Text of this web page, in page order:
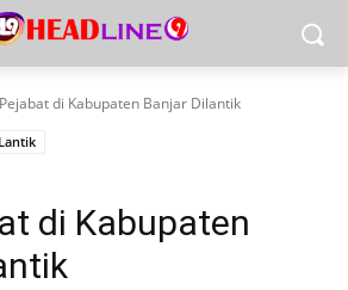
di Kabupaten Banjar Dilantik
Lantik
di Kabupaten